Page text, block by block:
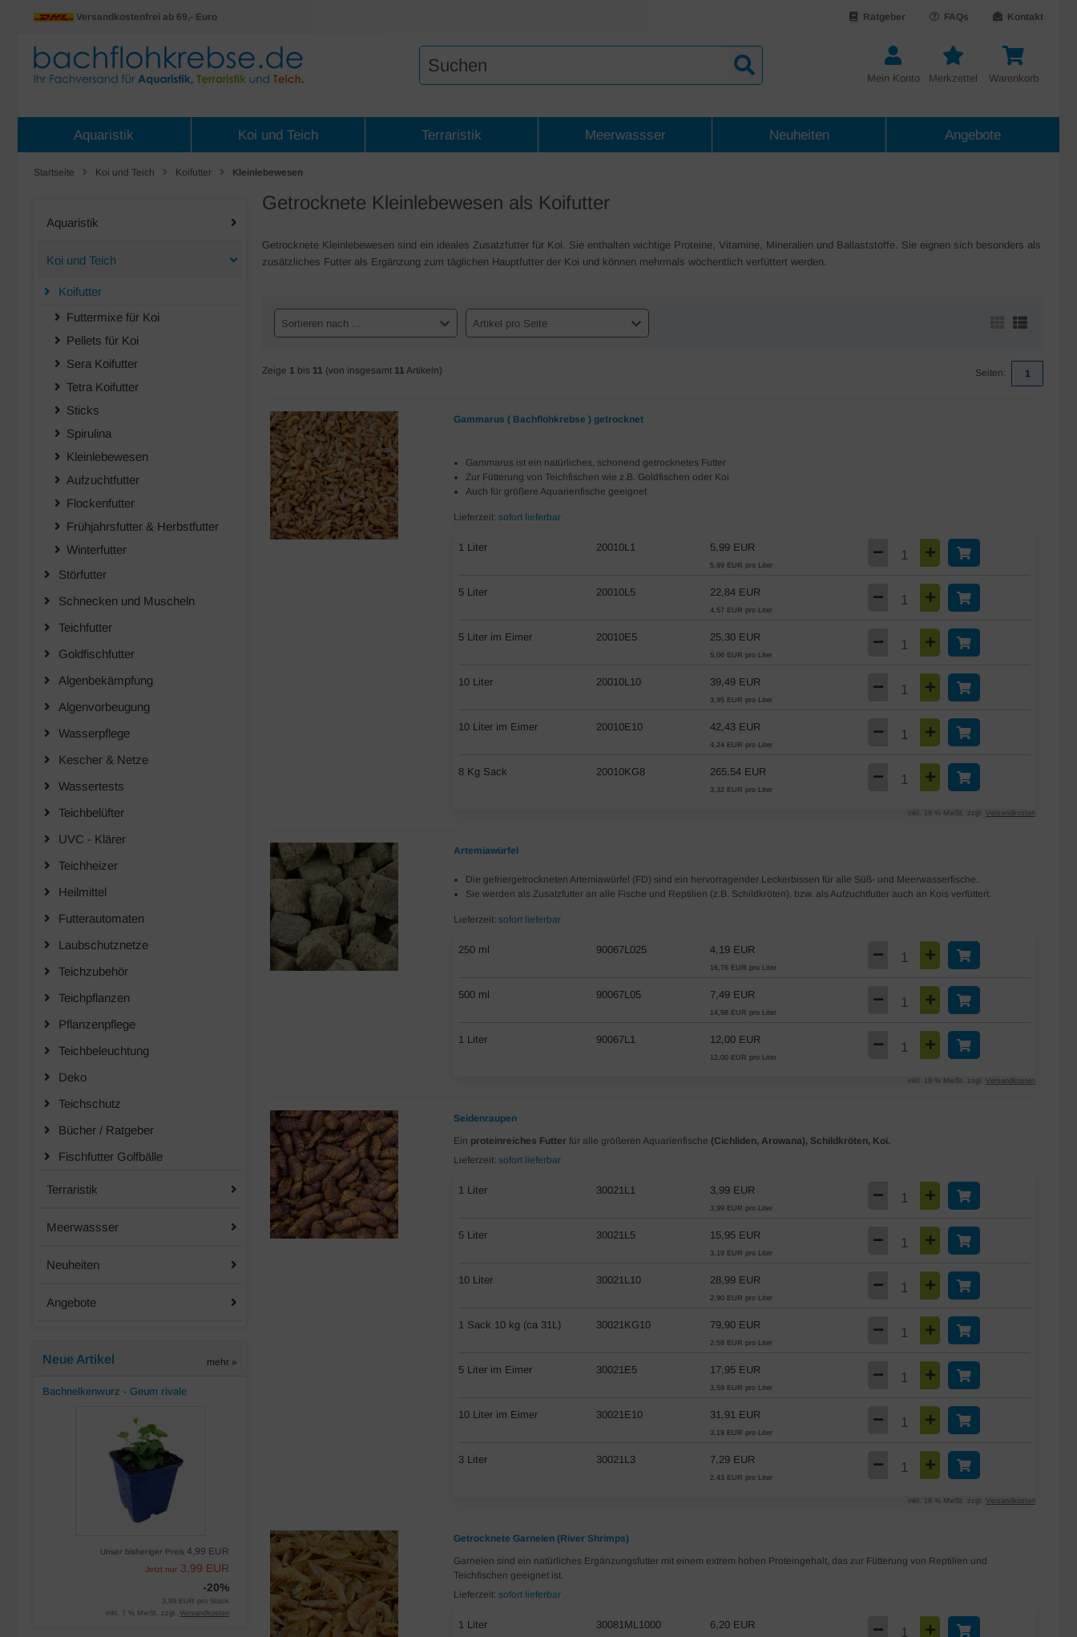
Kontakt
FAQs
Ratgeber
Versandkostenfrei ab 69,- Euro
Warenkorb
Merkzettel
Mein Konto
Aquaristik Koi und Teich Terraristik Meerwassser Neuheiten Angebote
Startseite Koi und Teich Koifutter Kleinlebewesen
Getrocknete Kleinlebewesen als Koifutter
Getrocknete Kleinlebewesen sind ein ideales Zusatzfutter für Koi. Sie enthalten wichtige Proteine, Vitamine, Mineralien und Ballaststoffe. Sie eignen sich besonders als
zusätzliches Futter als Ergänzung zum täglichen Hauptfutter der Koi und können mehrmals wöchentlich verfüttert werden.
Sortieren nach ... Artikel pro Seite
Zeige 1 bis 11 (von insgesamt 11 Artikeln) Seiten: 1
Gammarus ( Bachflohkrebse ) getrocknet
Gammarus ist ein natürliches, schonend getrocknetes Futter
Zur Fütterung von Teichfischen wie z.B. Goldfischen oder Koi
Auch für größere Aquarienfische geeignet
Lieferzeit:sofort lieferbar
1 Liter 20010L1 5,99 EUR
5,99 EUR pro Liter
5 Liter 20010L5 22,84 EUR
4,57 EUR pro Liter
5 Liter im Eimer 20010E5 25,30 EUR
5,06 EUR pro Liter
10 Liter 20010L10 39,49 EUR
3,95 EUR pro Liter
10 Liter im Eimer 20010E10 42,43 EUR
4,24 EUR pro Liter
8 Kg Sack 20010KG8 265,54 EUR
3,32 EUR pro Liter
inkl. 19 % MwSt. zzgl. Versandkosten
Artemiawürfel
Die gefriergetrockneten Artemiawürfel (FD) sind ein hervorragender Leckerbissen für alle Süß- und Meerwasserfische.
Sie werden als Zusatzfutter an alle Fische und Reptilien (z.B. Schildkröten), bzw. als Aufzuchtfutter auch an Kois verfüttert.
Lieferzeit:sofort lieferbar
250 ml 90067L025 4,19 EUR
16,76 EUR pro Liter
500 ml 90067L05 7,49 EUR
14,98 EUR pro Liter
1 Liter 90067L1 12,00 EUR
12,00 EUR pro Liter
inkl. 19 % MwSt. zzgl. Versandkosten
Seidenraupen
Ein proteinreiches Futter für alle größeren Aquarienfische (Cichliden, Arowana), Schildkröten, Koi.
Lieferzeit:sofort lieferbar
1 Liter 30021L1 3,99 EUR
3,99 EUR pro Liter
5 Liter 30021L5 15,95 EUR
3,19 EUR pro Liter
10 Liter 30021L10 28,99 EUR
2,90 EUR pro Liter
1 Sack 10 kg (ca 31L) 30021KG10 79,90 EUR
2,58 EUR pro Liter
5 Liter im Eimer 30021E5 17,95 EUR
3,59 EUR pro Liter
10 Liter im Eimer 30021E10 31,91 EUR
3,19 EUR pro Liter
3 Liter 30021L3 7,29 EUR
2,43 EUR pro Liter
inkl. 19 % MwSt. zzgl. Versandkosten
Getrocknete Garnelen (River Shrimps)
Garnelen sind ein natürliches Ergänzungsfutter mit einem extrem hohen Proteingehalt, das zur Fütterung von Reptilien und
Teichfischen geeignet ist.
Lieferzeit:sofort lieferbar
1 Liter 30081ML1000 6,20 EUR
Aquaristik
Koi und Teich
Koifutter
Futtermixe für Koi
Pellets für Koi
Sera Koifutter
Tetra Koifutter
Sticks
Spirulina
Kleinlebewesen
Aufzuchtfutter
Flockenfutter
Frühjahrsfutter & Herbstfutter
Winterfutter
Störfutter
Schnecken und Muscheln
Teichfutter
Goldfischfutter
Algenbekämpfung
Algenvorbeugung
Wasserpflege
Kescher & Netze
Wassertests
Teichbelüfter
UVC - Klärer
Teichheizer
Heilmittel
Futterautomaten
Laubschutznetze
Teichzubehör
Teichpflanzen
Pflanzenpflege
Teichbeleuchtung
Deko
Teichschutz
Bücher / Ratgeber
Fischfutter Golfbälle
Terraristik
Meerwassser
Neuheiten
Angebote
Neue Artikel mehr »
Bachnelkenwurz - Geum rivale
Unser bisheriger Preis 4,99 EUR
Jetzt nur 3,99 EUR
-20%
3,99 EUR pro Stück
inkl. 7 % MwSt. zzgl. Versandkosten